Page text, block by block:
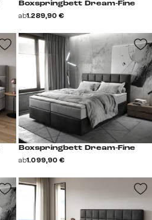
Boxspringbett Dream-Fine
ab1.289,90 €
Boxspringbett Dream-Fine
ab1.099,90 €